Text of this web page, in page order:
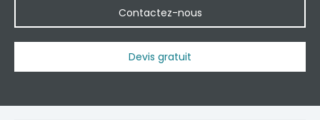
Contactez-nous
Devis gratuit